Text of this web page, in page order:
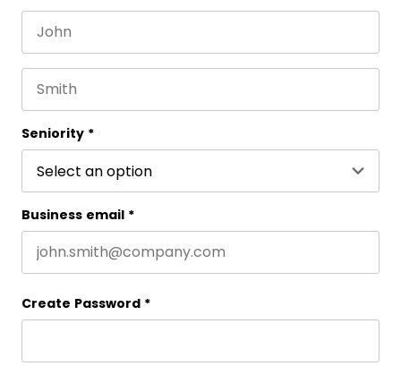
This field is for validation purposes and should be
Seniority *
Business email *
Create Password *